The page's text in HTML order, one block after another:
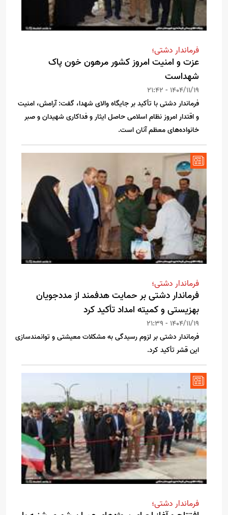
فرماندار دشتی؛
عزت و امنیت امروز کشور مرهون خون پاک
شهداست
1404/11/19 - 21:42
فرماندار دشتی با تأکید بر جایگاه والای شهدا، گفت: آرامش، امنیت
و اقتدار امروز نظام اسلامی حاصل ایثار و فداکاری شهیدان و صبر
خانواده‌های معظم آنان است.
فرماندار دشتی؛
فرماندار دشتی بر حمایت هدفمند از مددجویان
بهزیستی و کمیته امداد تأکید کرد
1404/11/19 - 21:39
فرماندار دشتی بر لزوم رسیدگی به مشکلات معیشتی و توانمندسازی
این قشر تأکید کرد.
فرماندار دشتی؛